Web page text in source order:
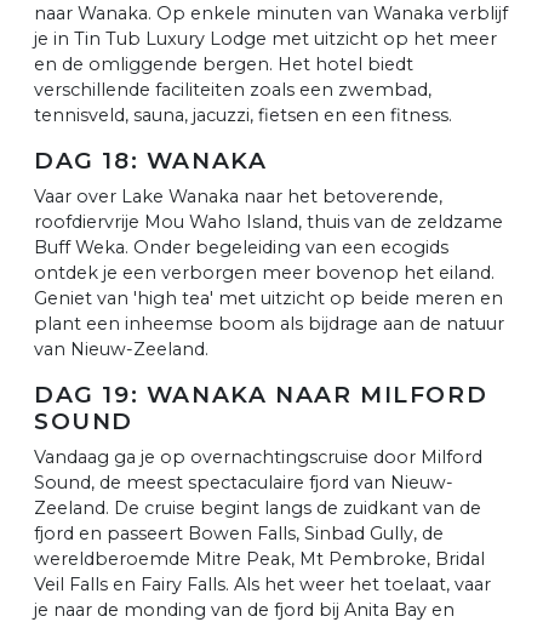
naar Wanaka. Op enkele minuten van Wanaka verblijf
je in Tin Tub Luxury Lodge met uitzicht op het meer
en de omliggende bergen. Het hotel biedt
verschillende faciliteiten zoals een zwembad,
tennisveld, sauna, jacuzzi, fietsen en een fitness.
DAG 18: WANAKA
Vaar over Lake Wanaka naar het betoverende,
roofdiervrije Mou Waho Island, thuis van de zeldzame
Buff Weka. Onder begeleiding van een ecogids
ontdek je een verborgen meer bovenop het eiland.
Geniet van 'high tea' met uitzicht op beide meren en
plant een inheemse boom als bijdrage aan de natuur
van Nieuw-Zeeland.
DAG 19: WANAKA NAAR MILFORD
SOUND
Vandaag ga je op overnachtingscruise door Milford
Sound, de meest spectaculaire fjord van Nieuw-
Zeeland. De cruise begint langs de zuidkant van de
fjord en passeert Bowen Falls, Sinbad Gully, de
wereldberoemde Mitre Peak, Mt Pembroke, Bridal
Veil Falls en Fairy Falls. Als het weer het toelaat, vaar
je naar de monding van de fjord bij Anita Bay en